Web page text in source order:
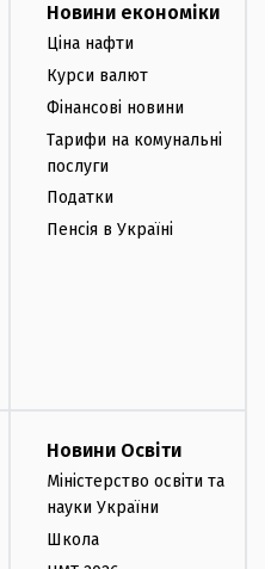
Новини економіки
Ціна нафти
Курси валют
Фінансові новини
Тарифи на комунальні
послуги
Податки
Пенсія в Україні
Новини Освіти
Міністерство освіти та
науки України
Школа